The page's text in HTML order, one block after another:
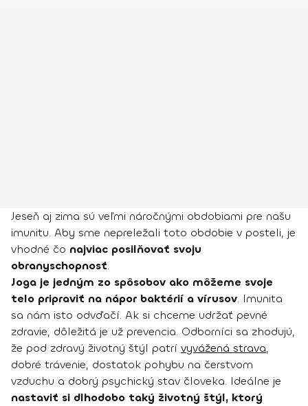
Jeseň aj zima sú veľmi náročnými obdobiami pre našu
imunitu. Aby sme nepreležali toto obdobie v posteli, je
vhodné čo najviac posilňovať svoju
obranyschopnosť.
Joga je jedným zo spôsobov ako môžeme svoje
telo pripraviť na nápor baktérií a vírusov. Imunita
sa nám isto odvďačí. Ak si chceme udržať pevné
zdravie, dôležitá je už prevencia. Odborníci sa zhodujú,
že pod zdravý životný štýl patrí vyvážená strava,
dobré trávenie, dostatok pohybu na čerstvom
vzduchu a dobrý psychický stav človeka. Ideálne je
nastaviť si dlhodobo taký životný štýl, ktorý